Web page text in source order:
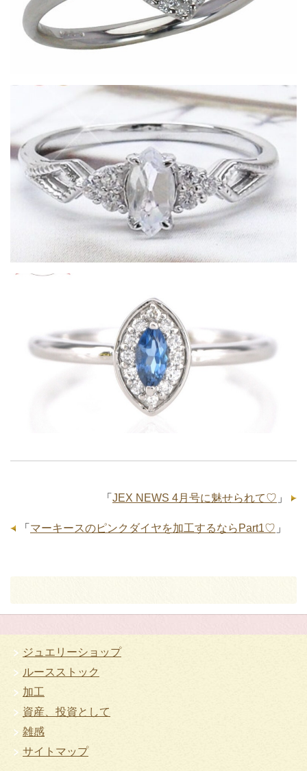
「 JEX NEWS 4月号に魅せられて♡ 」
「 マーキースのピンクダイヤを加工するならPart1♡ 」
ジュエリーショップ
ルースストック
加工
資産、投資として
雑感
サイトマップ